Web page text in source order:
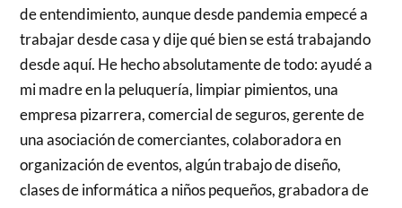
de entendimiento, aunque desde pandemia empecé a
trabajar desde casa y dije qué bien se está trabajando
desde aquí. He hecho absolutamente de todo: ayudé a
mi madre en la peluquería, limpiar pimientos, una
empresa pizarrera, comercial de seguros, gerente de
una asociación de comerciantes, colaboradora en
organización de eventos, algún trabajo de diseño,
clases de informática a niños pequeños, grabadora de